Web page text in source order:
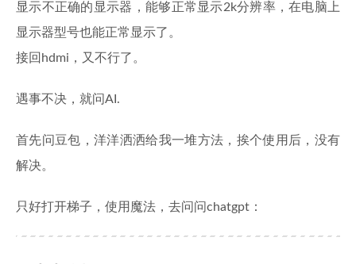
显示不正确的显示器，能够正常显示2k分辨率，在电脑上
显示器型号也能正常显示了。
接回hdmi，又不行了。
遇事不决，就问AI.
首先问豆包，洋洋洒洒给我一堆方法，挨个使用后，没有
解决。
只好打开梯子，使用魔法，去问问chatgpt：